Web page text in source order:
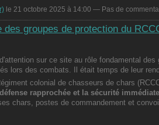
le 21 octobre 2025 à 14:00 — Pas de
des groupes de protection du
sur ce site au rôle fondamental des
lors des combats. Il était temps de leur
colonial de chasseurs de chars
défense rapprochée et la sécurité immédiate
chars, postes de commandement et